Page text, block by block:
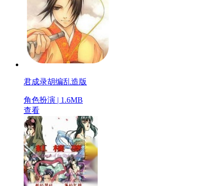
君成录胡编乱造版
角色扮演 | 1.6MB
查看